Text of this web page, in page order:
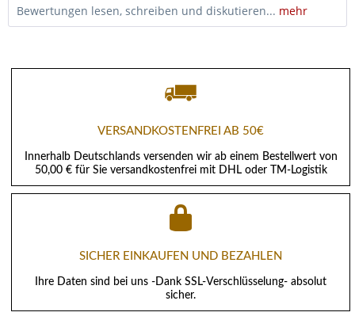
Bewertungen lesen, schreiben und diskutieren... mehr
VERSANDKOSTENFREI AB 50€
Innerhalb Deutschlands versenden wir ab einem Bestellwert von
50,00 € für Sie versandkostenfrei mit DHL oder TM-Logistik
SICHER EINKAUFEN UND BEZAHLEN
Ihre Daten sind bei uns -Dank SSL-Verschlüsselung- absolut
sicher.